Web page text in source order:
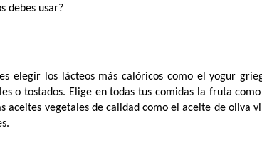
debes usar?
elegir los lácteos más calóricos como el yogur
o tostados. Elige en todas tus comidas la fruta
aceites vegetales de calidad como el aceite de oliva